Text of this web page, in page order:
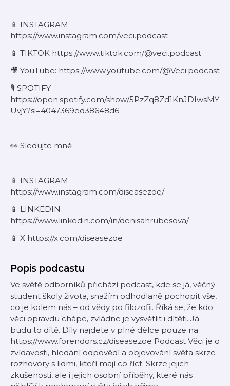
⁠📱 INSTAGRAM
⁠https://www.instagram.com/veci.podcast⁠
⁠⁠📱 TIKTOK https://www.tiktok.com/@veci.podcast⁠
🎥 YouTube: https://www.youtube.com/@Veci.podcast
🎙️ SPOTIFY
https://open.spotify.com/show/5PzZq8Zd1KnJDIwsMY
UvjY?si=4047369ed38648d6
👀 Sledujte mně
⁠📱 INSTAGRAM
https://www.instagram.com/diseasezoe/
⁠📱 LINKEDIN
https://www.linkedin.com/in/denisahrubesova/
⁠📱 X https://x.com/diseasezoe
Popis podcastu
Ve světě odborníků přichází podcast, kde se já, věčný
student školy života, snažím odhodlaně pochopit vše,
co je kolem nás – od vědy po filozofii. Říká se, že kdo
věci opravdu chápe, zvládne je vysvětlit i dítěti. Já
budu to dítě. Díly najdete v plné délce pouze na
https://www.forendors.cz/diseasezoe Podcast Věci je o
zvídavosti, hledání odpovědí a objevování světa skrze
rozhovory s lidmi, kteří mají co říct. Skrze jejich
zkušenosti, ale i jejich osobní příběhy, které nás